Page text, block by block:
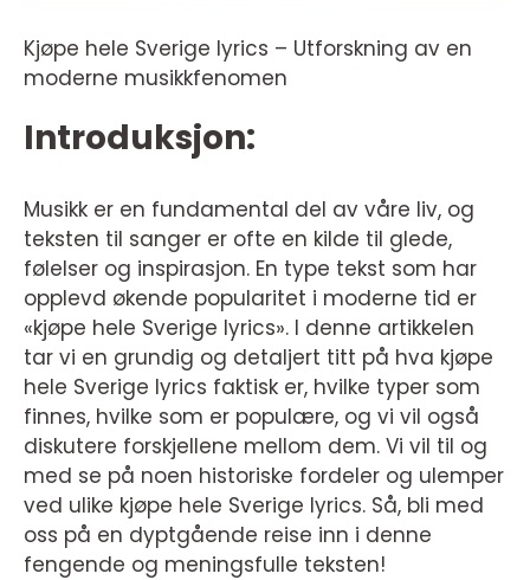
Kjøpe hele Sverige lyrics – Utforskning av en
moderne musikkfenomen
Introduksjon:
Musikk er en fundamental del av våre liv, og
teksten til sanger er ofte en kilde til glede,
følelser og inspirasjon. En type tekst som har
opplevd økende popularitet i moderne tid er
«kjøpe hele Sverige lyrics». I denne artikkelen
tar vi en grundig og detaljert titt på hva kjøpe
hele Sverige lyrics faktisk er, hvilke typer som
finnes, hvilke som er populære, og vi vil også
diskutere forskjellene mellom dem. Vi vil til og
med se på noen historiske fordeler og ulemper
ved ulike kjøpe hele Sverige lyrics. Så, bli med
oss på en dyptgående reise inn i denne
fengende og meningsfulle teksten!